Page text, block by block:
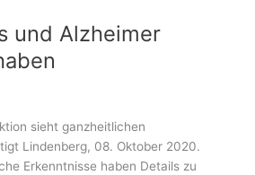
und Alzheimer
sieht ganzheitlichen
Lindenberg, 08. Oktober 2020.
Erkenntnisse haben Details zu